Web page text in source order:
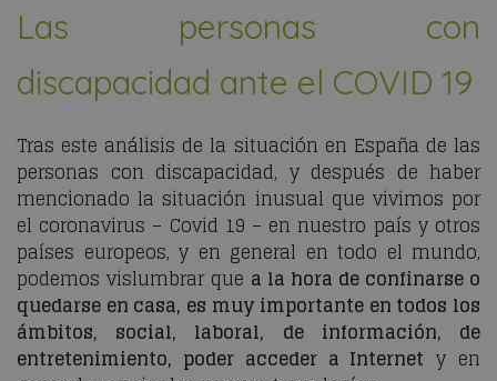
Las personas con
discapacidad ante el COVID 19
Tras este análisis de la situación en España de las
personas con discapacidad, y después de haber
mencionado la situación inusual que vivimos por
el coronavirus – Covid 19 – en nuestro país y otros
países europeos, y en general en todo el mundo,
podemos vislumbrar que a la hora de confinarse o
quedarse en casa, es muy importante en todos los
ámbitos, social, laboral, de información, de
entretenimiento, poder acceder a Internet y en